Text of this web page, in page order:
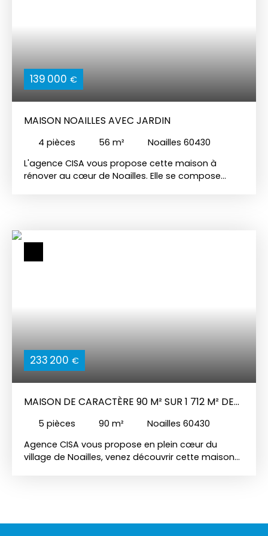
139 000 €
MAISON NOAILLES AVEC JARDIN
4 pièces 56 m²
Noailles 60430
L'agence CISA vous propose cette maison à
rénover au cœur de Noailles. Elle se compose
233 200 €
MAISON DE CARACTÈRE 90 M² SUR 1 712 M² DE
5 pièces 90 m²
Noailles 60430
Agence CISA vous propose en plein cœur du
village de Noailles, venez découvrir cette maison